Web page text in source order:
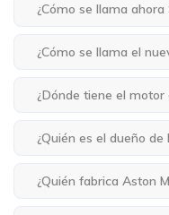
¿Cómo se llama ahora
¿Cómo se llama el
¿Dónde tiene el motor
¿Quién es el dueño de
¿Quién fabrica Aston